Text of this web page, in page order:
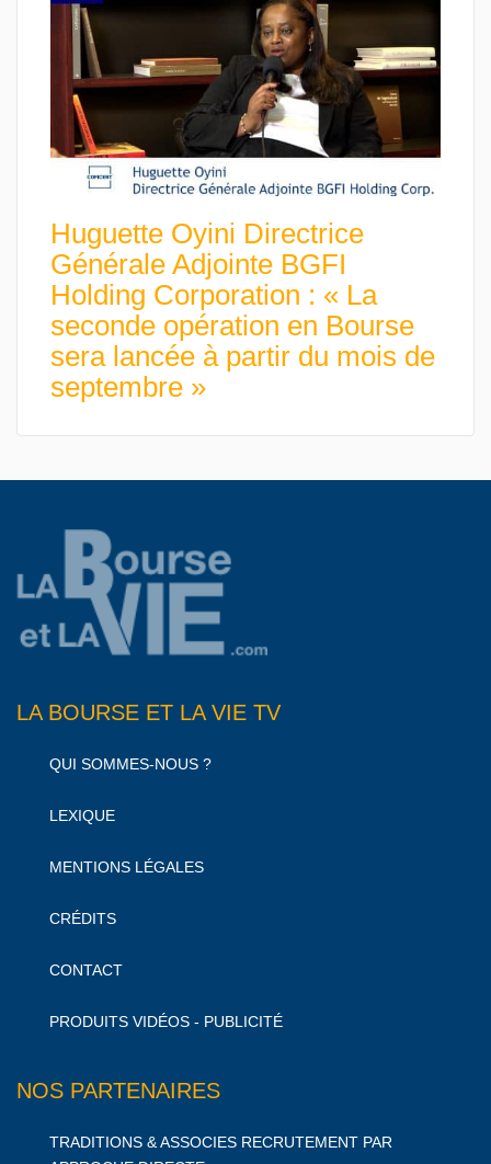
Huguette Oyini Directrice
Générale Adjointe BGFI
Holding Corporation : « La
seconde opération en Bourse
sera lancée à partir du mois de
septembre »
LA BOURSE ET LA VIE TV
QUI SOMMES-NOUS ?
LEXIQUE
MENTIONS LÉGALES
CRÉDITS
CONTACT
PRODUITS VIDÉOS - PUBLICITÉ
NOS PARTENAIRES
TRADITIONS & ASSOCIES RECRUTEMENT PAR